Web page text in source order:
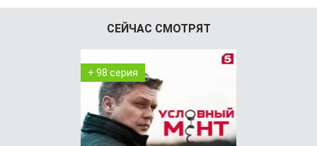
СЕЙЧАС СМОТРЯТ
+ 98 серия